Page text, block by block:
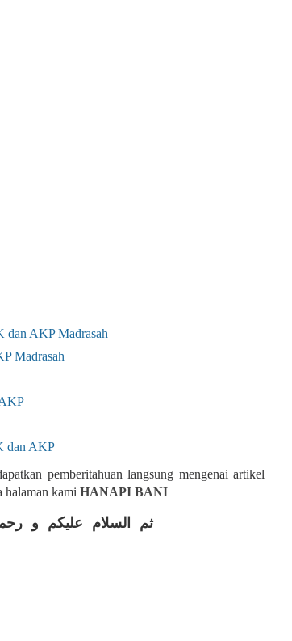
dan AKP Madrasah
Madrasah
dan AKP
pemberitahuan langsung mengenai artikel
halaman kami HANAPI BANI
ثم السلام عليكم و